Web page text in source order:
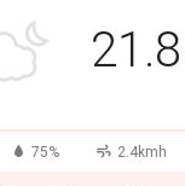
21.8
75% 2.4kmh